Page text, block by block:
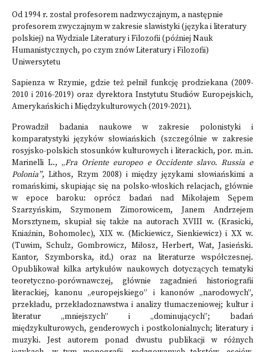
Od 1994 r. został profesorem nadzwyczajnym, a następnie
profesorem zwyczajnym w zakresie slawistyki (języka i literatury
polskiej) na Wydziale Literatury i Filozofii (później Nauk
Humanistycznych, po czym znów Literatury i Filozofii)
Uniwersytetu
Sapienza w Rzymie, gdzie też pełnił funkcję prodziekana (2009-
2010 i 2016-2019) oraz dyrektora Instytutu Studiów Europejskich,
Amerykańskich i Międzykulturowych (2019-2021).
Prowadził badania naukowe w zakresie polonistyki i
komparatystyki języków słowiańskich (szczególnie w zakresie
rosyjsko-polskich stosunków kulturowych i literackich, por. m.in.
Marinelli L., „Fra Oriente europeo e Occidente slavo. Russia e
Polonia”, Lithos, Rzym 2008) i między językami słowiańskimi a
romańskimi, skupiając się na polsko-włoskich relacjach, głównie
w epoce baroku: oprócz badań nad Mikołajem Sępem
Szarzyńskim, Szymonem Zimorowicem, Janem Andrzejem
Morsztynem, skupiał się także na autorach XVIII w. (Krasicki,
Kniaźnin, Bohomolec), XIX w. (Mickiewicz, Sienkiewicz) i XX w.
(Tuwim, Schulz, Gombrowicz, Miłosz, Herbert, Wat, Jasieński.
Kantor, Szymborska, itd.) oraz na literaturze współczesnej.
Opublikował kilka artykułów naukowych dotyczących tematyki
teoretyczno-porównawczej, głównie zagadnień historiografii
literackiej, kanonu „europejskiego” i kanonów „narodowych”,
przekładu, przekładoznawstwa i analizy tłumaczeniowej; kultur i
literatur „mniejszych” i „dominujących”; badań
międzykulturowych, genderowych i postkolonialnych; literatury i
muzyki. Jest autorem ponad dwustu publikacji w różnych